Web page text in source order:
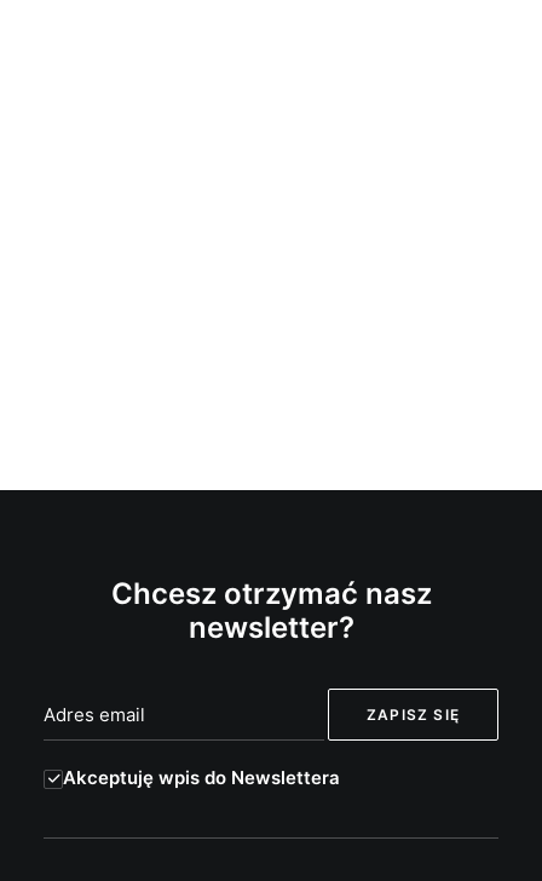
Chcesz otrzymać nasz
newsletter?
Akceptuję wpis do Newslettera